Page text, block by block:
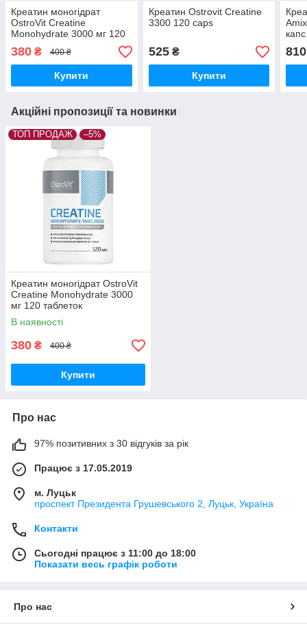
Креатин моногідрат
OstroVit Creatine
Monohydrate 3000 мг 120
таблеток
380 ₴ 400 ₴
Купити
Креатин Ostrovit Creatine
3300 120 caps
525₴
Купити
капс
810
Акційні пропозиції та новинки
ТОП ПРОДАЖ –5%
Креатин моногідрат OstroVit
Creatine Monohydrate 3000
мг 120 таблеток
В наявності
380 ₴ 400 ₴
Купити
Про нас
97% позитивних з 30 відгуків за рік
Працює з 17.05.2019
м. Луцьк
проспект Президента Грушевського 2, Луцьк, Україна
Контакти
Сьогодні працює з 11:00 до 18:00
Показати весь графік роботи
Про нас